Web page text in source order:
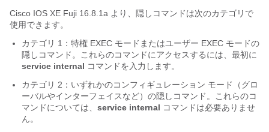
Cisco IOS XE Fuji 16.8.1a より、隠しコマンドは次のカテゴリで
使用できます。
カテゴリ 1：特権 EXEC モードまたはユーザー EXEC モードの
隠しコマンド。これらのコマンドにアクセスするには、最初に
service internal コマンドを入力します。
カテゴリ 2：いずれかのコンフィギュレーション モード（グロ
ーバルやインターフェイスなど）の隠しコマンド。これらのコ
マンドについては、 service internal コマンドは必要ありませ
ん。